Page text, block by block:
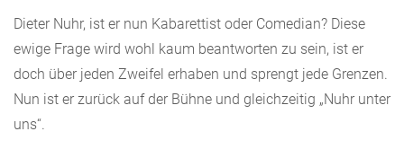
Dieter Nuhr, ist er nun Kabarettist oder Comedian? Diese
ewige Frage wird wohl kaum beantworten zu sein, ist er
doch über jeden Zweifel erhaben und sprengt jede Grenzen.
Nun ist er zurück auf der Bühne und gleichzeitig „Nuhr unter
uns“.